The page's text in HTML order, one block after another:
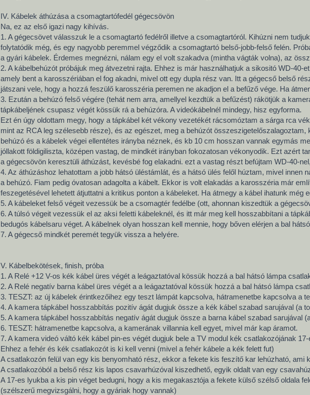
IV. Kábelek áthúzása a csomagtartófedél gégecsövön
Na, ez az első igazi nagy kihívás.
1. A gégecsövet válasszuk le a csomagtartó fedélről illetve a csomagtartóról. Kihúzni nem
folytatódik még, és egy nagyobb peremmel végződik a csomagtartó belső-jobb-felső felén.
a gyári kábelek. Érdemes megnézni, nálam egy el volt szakadva (mintha vágták volna), az
2. A kábelbehúzót próbájuk meg átvezetni rajta. Ehhez is már használhatjuk a sikositó WD-40-
amely bent a karosszériában el fog akadni, mivel ott egy dupla rész van. Itt a gégecső belső
játszani vele, hogy a hozzá feszülő karosszéria peremen ne akadjon el a befűző vége. Ha
3. Ezután a behúzó felső végére (tehát nem arra, amellyel kezdtük a befűzést) rákötjük a
tápkábeljének csupasz végét kössük rá a behúzóra. A videókábelnél mindegy, hisz egyforma.
Ezt én úgy oldottam megy, hogy a tápkábel két vékony vezetékét rácsomóztam a sárga rca
mint az RCA leg szélesebb része), és az egészet, meg a behúzót
behúzó és a kábelek végei ellentétes irányba néznek, és kb 10 cm hosszan vannak egymás
jóllakott földigiliszta, középen vastag, de mindkét irányban fokozatosan vékonyodik. Ezt azért
a gégecsövön keresztüli áthúzást, kevésbé fog elakadni. ezt a vastag részt befújtam WD-40-
4. Az áthúzáshoz lehatottam a jobb hátsó üléstámlát, és a hátsó ülés felől húztam, mivel innen
a behúzó. Fiam pedig óvatosan adagolta a kábelt. Ekkor is volt elakadás a karosszéria már
feszegetésével lehetett átjuttatni a kritikus ponton a kábeleket. Ha átmegy a kábel ihatunk még
5. A kábeleket felső végeit vezessük be a csomagtér fedélbe (ott, ahonnan kiszedtük a
6. A túlsó végeit vezessük el az aksi feletti kábeleknél, és itt már meg kell hosszabbítani a
bedugós kábelsaru véget. A kábelnek olyan hosszan kell mennie, hogy bőven elérjen a bal
7. A gégecső mindkét peremét tegyük vissza a helyére.
V. Kábelbekötések, finish, próba
1. A Relé +12 V-os kék kábel üres végét a leágaztatóval kössük hozzá a bal hátsó lámpa
2. A Relé negatív barna kábel üres végét a a leágaztatóval kössük hozzá a bal hátsó lámpa
3. TESZT: az új kábelek érintkezőihez egy teszt lámpát kapcsolva, hátramenetbe kapcsolva a
4. A kamera tápkábel hosszabbítás pozitív ágát dugjuk össze a kék kábel szabad sarujával (a
5. A kamera tápkábel hosszabbítás negatív ágát dugjuk össze a barna kábel szabad sarujával
6. TESZT: hátramenetbe kapcsolva, a kamerának villannia kell egyet, mivel már kap áramot.
7. A kamera videó váltó kék kábel pin-es végét dugjuk bele a TV modul kék csatlakozójának
Ehhez a fehér és kék csatlakozót is ki kell venni (mivel a fehér kábele a kék felett fut)
A csatlakozón felül van egy kis benyomható rész, ekkor a fekete kis feszítő kar lehúzható, ami
A csatlakozóból a belső rész kis lapos csavarhúzóval kiszedhető, egyik oldalt van egy
A 17-es lyukba a kis pin véget bedugni, hogy a kis megakasztója a fekete külső szélső oldala
(szélszerű megvizsgálni, hogy a gyáriak hogy vannak)